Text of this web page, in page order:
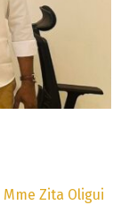
Mme Zita Oligui